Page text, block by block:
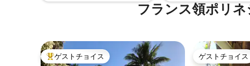
フランス領ポリ
大好評のゲストチョイスです。
ゲストチョイス ゲストチョイス
ゲストチョイス